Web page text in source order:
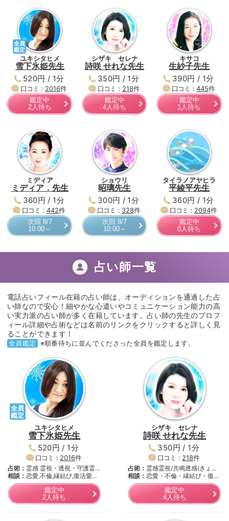
全員
鑑定
ユキシタヒメ
雪下氷姫先生
520円 / 1分
口コミ： 2016件
鑑定中
2人待ち
シザキ セレナ
詩咲 せれな先生
350円 / 1分
口コミ： 218件
鑑定中
4人待ち
キサコ
生紗子先生
390円 / 1分
口コミ： 445件
鑑定中
1人待ち
ミディア
ミディア．先生
360円 / 1分
口コミ：442件
次回 8/7
10:00～
ショウリ
昭璃先生
300円 / 1分
口コミ： 328件
次回 8/7
10:00～
タイラノアヤヒラ
平綾平先生
360円 / 1分
口コミ： 2094件
鑑定中
0人待ち
占い師一覧
電話占いフィール在籍の占い師は、オーディションを通過した占
い師なので安心！細やかな心遣いやコミュニケーション能力の高
い実力派の占い師が多く在籍しています。占い師の先生のプロフ
ィール詳細や占術などは名前のリンクをクリックすると詳しく見
ることができます！
全員鑑定 ※順番待ちに並んでくださった全員を鑑定します。
全員
鑑定
ユキシタヒメ
雪下氷姫先生
520円 / 1分
口コミ： 2016件
占術： 霊感 霊視・透視・守護霊
対…
相談： 恋愛,不倫,縁結び,復活愛…
鑑定中
2人待ち
シザキ セレナ
詩咲 せれな先生
350円 / 1分
口コミ： 218件
占術： 霊感霊視/共鳴透感(きょ
う…
相談：恋愛・不倫・縁結び・復活
愛…
鑑定中
4人待ち